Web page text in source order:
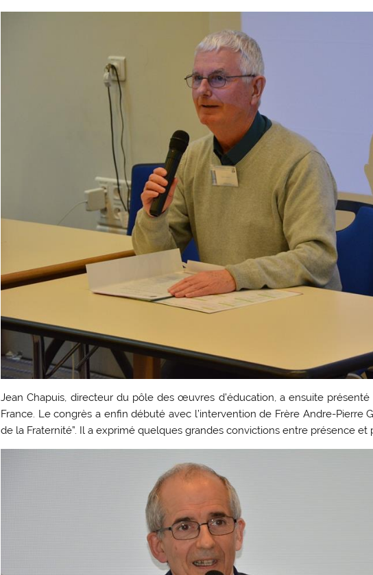
Jean Chapuis, directeur du pôle des œuvres d’éducation, a ensuite
France. Le congrès a enfin débuté avec l’intervention de Frère Andre-Pierre
de la Fraternité”. Il a exprimé quelques grandes convictions entre présence